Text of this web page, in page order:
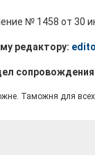
№ 1458 от 30
редактору:
Таможня для